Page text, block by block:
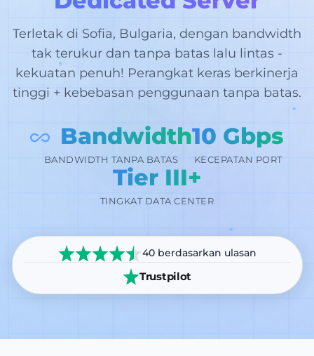
Terletak di Sofia, Bulgaria, dengan bandwidth
tak terukur dan tanpa batas lalu lintas -
kekuatan penuh! Perangkat keras berkinerja
tinggi + kebebasan penggunaan tanpa batas.
Bandwidth
BANDWIDTH TANPA BATAS
10 Gbps
KECEPATAN PORT
Tier III+
TINGKAT DATA CENTER
40 berdasarkan ulasan
Trustpilot